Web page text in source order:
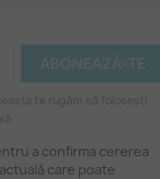
te rugăm să folosești
a confirma cererea
care poate